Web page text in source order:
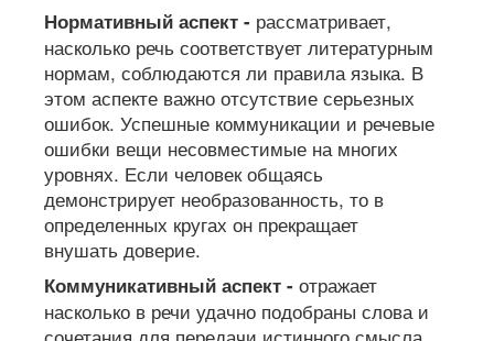
Нормативный аспект - рассматривает,
насколько речь соответствует литературным
нормам, соблюдаются ли правила языка. В
этом аспекте важно отсутствие серьезных
ошибок. Успешные коммуникации и речевые
ошибки вещи несовместимые на многих
уровнях. Если человек общаясь
демонстрирует необразованность, то в
определенных кругах он прекращает
внушать доверие.
Коммуникативный аспект - отражает
насколько в речи удачно подобраны слова и